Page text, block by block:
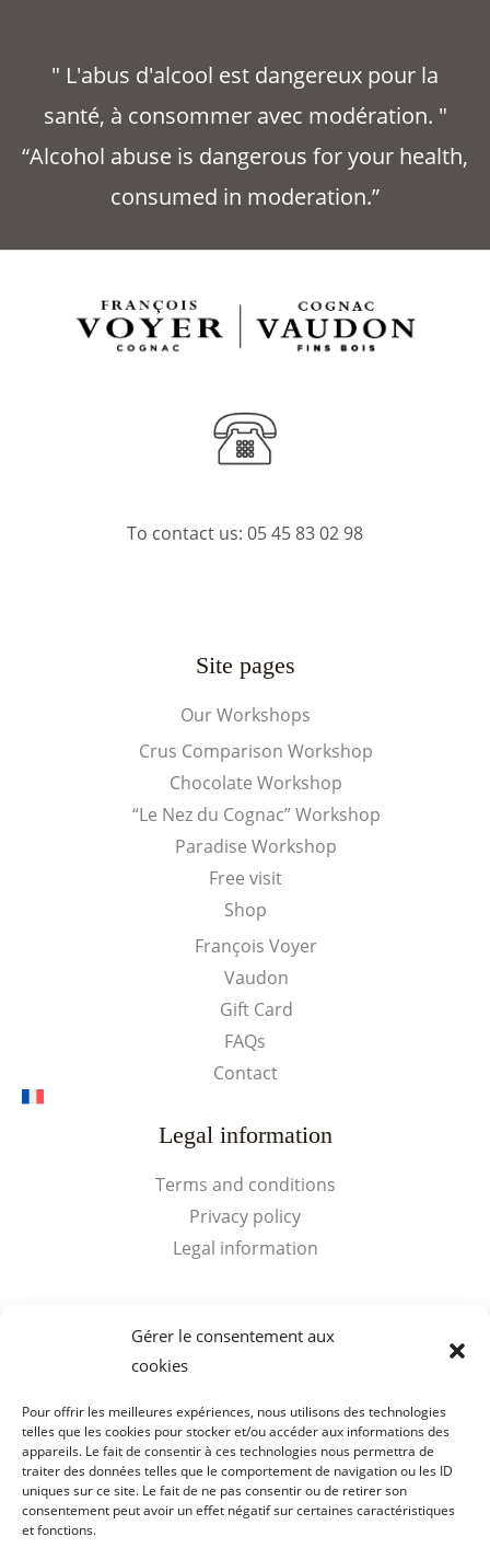
Gérer le consentement aux
cookies
Pour offrir les meilleures expériences, nous utilisons des technologies
telles que les cookies pour stocker et/ou accéder aux informations des
appareils. Le fait de consentir à ces technologies nous permettra de
traiter des données telles que le comportement de navigation ou les ID
uniques sur ce site. Le fait de ne pas consentir ou de retirer son
consentement peut avoir un effet négatif sur certaines caractéristiques
et fonctions.
" L'abus d'alcool est dangereux pour la
santé, à consommer avec modération. "
“Alcohol abuse is dangerous for your health,
consumed in moderation.”
To contact us: 05 45 83 02 98
Site pages
Our Workshops
Crus Comparison Workshop
Chocolate Workshop
“Le Nez du Cognac” Workshop
Paradise Workshop
Free visit
Shop
François Voyer
Vaudon
Gift Card
FAQs
Contact
Legal information
Terms and conditions
Privacy policy
Legal information
Quick access
Cart
Copyright © 2026 Visits Cognac Voyer Vaudon. SARL de